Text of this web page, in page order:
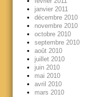
janvier 2011
décembre 2010
novembre 2010
octobre 2010
septembre 2010
août 2010
juillet 2010
juin 2010
mai 2010
avril 2010
mars 2010